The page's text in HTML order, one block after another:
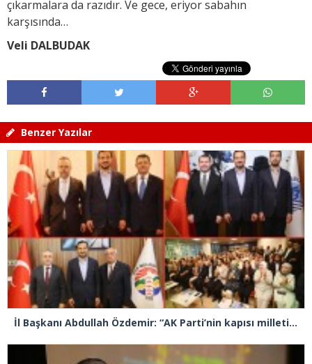
çıkarmalara da razıdır. Ve gece, eriyor sabahın
karşısında…
Veli DALBUDAK
Benzer Yazılar
İl Başkanı Abdullah Özdemir: “AK Parti’nin kapısı milletine hizmet etmek isteyen herkese açıktır”